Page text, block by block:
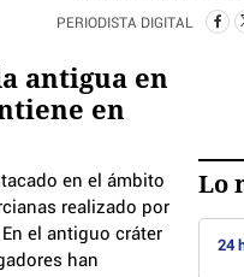
PERIODISTA DIGITAL
antigua en
en
en el ámbito
realizado por
el antiguo cráter
han
Lo
24